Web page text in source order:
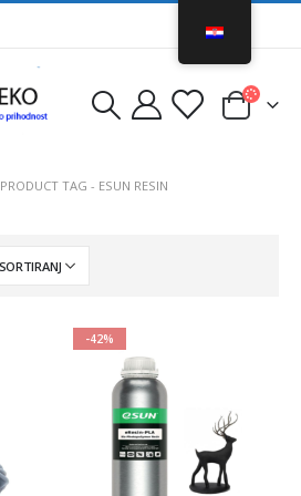
PRODUCT TAG - ESUN RESIN
-42%